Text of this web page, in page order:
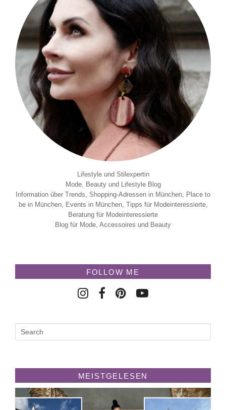
Lifestyle und Stilexpertin
Mode, Beauty und Lifestyle Blog
Information über Trends, Shopping-Adressen in München, Place to
be in München, Events in München, Tipps für Modeinteressierte,
Beratung für Modeinteressierte
Blog für Mode, Accessoires und Beauty
FOLLOW ME
MEISTGELESEN